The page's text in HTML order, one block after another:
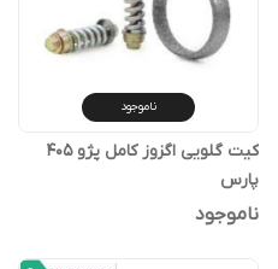
ناموجود
کیت گلویی اگزوز کامل پژو 405
پارس
ناموجود